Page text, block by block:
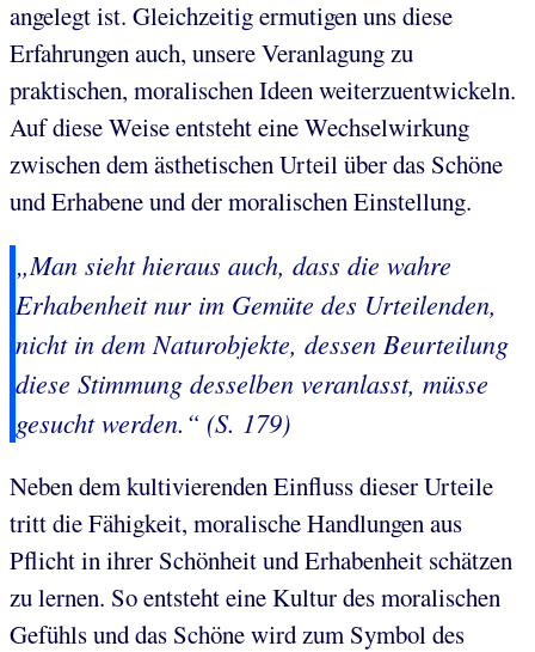
angelegt ist. Gleichzeitig ermutigen uns diese
Erfahrungen auch, unsere Veranlagung zu
praktischen, moralischen Ideen weiterzuentwickeln.
Auf diese Weise entsteht eine Wechselwirkung
zwischen dem ästhetischen Urteil über das Schöne
und Erhabene und der moralischen Einstellung.
„Man sieht hieraus auch, dass die wahre
Erhabenheit nur im Gemüte des Urteilenden,
nicht in dem Naturobjekte, dessen Beurteilung
diese Stimmung desselben veranlasst, müsse
gesucht werden.“ (S. 179)
Neben dem kultivierenden Einfluss dieser Urteile
tritt die Fähigkeit, moralische Handlungen aus
Pflicht in ihrer Schönheit und Erhabenheit schätzen
zu lernen. So entsteht eine Kultur des moralischen
Gefühls und das Schöne wird zum Symbol des